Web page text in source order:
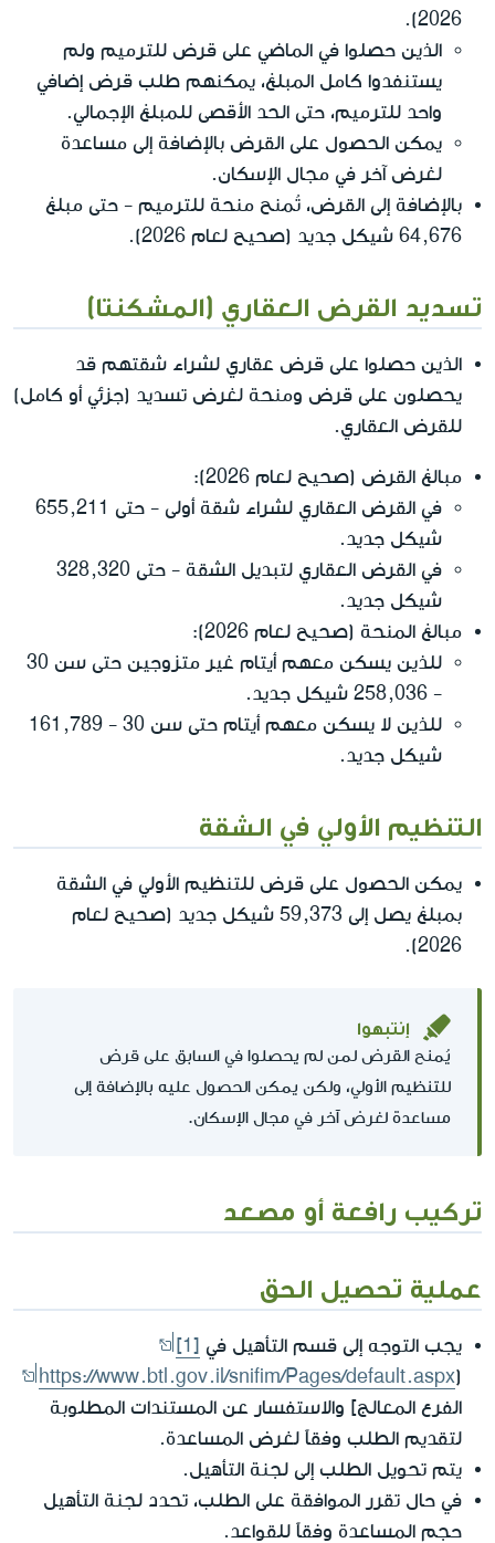
2026).
الذين حصلوا في الماضي على قرض للترميم ولم
يستنفدوا كامل المبلغ، يمكنهم طلب قرض إضافي
واحد للترميم، حتى الحد الأقصى للمبلغ الإجمالي.
يمكن الحصول على القرض بالإضافة إلى مساعدة
لغرض آخر في مجال الإسكان.
بالإضافة إلى القرض، تُمنح منحة للترميم - حتى مبلغ
64,676 شيكل جديد (صحيح لعام 2026).
تسديد القرض العقاري (المشكنتا)
الذين حصلوا على قرض عقاري لشراء شقتهم قد
يحصلون على قرض ومنحة لغرض تسديد (جزئي أو كامل)
للقرض العقاري.
مبالغ القرض (صحيح لعام 2026):
في القرض العقاري لشراء شقة أولى - حتى 655,211
شيكل جديد.
في القرض العقاري لتبديل الشقة - حتى 328,320
شيكل جديد.
مبالغ المنحة (صحيح لعام 2026):
للذين يسكن معهم أيتام غير متزوجين حتى سن 30
- 258,036 شيكل جديد.
للذين لا يسكن معهم أيتام حتى سن 30 - 161,789
شيكل جديد.
التنظيم الأولي في الشقة
يمكن الحصول على قرض للتنظيم الأولي في الشقة
بمبلغ يصل إلى 59,373 شيكل جديد (صحيح لعام
2026).
إنتبهوا
يُمنح القرض لمن لم يحصلوا في السابق على قرض
للتنظيم الأولي، ولكن يمكن الحصول عليه بالإضافة إلى
مساعدة لغرض آخر في مجال الإسكان.
تركيب رافعة أو مصعد
عملية تحصيل الحق
يجب التوجه إلى قسم التأهيل في [1]
(
https://www.btl.gov.il/snifim/Pages/default.aspx
الفرع المعالج] والاستفسار عن المستندات المطلوبة
لتقديم الطلب وفقاً لغرض المساعدة.
يتم تحويل الطلب إلى لجنة التأهيل.
في حال تقرر الموافقة على الطلب، تحدد لجنة التأهيل
حجم المساعدة وفقاً للقواعد.